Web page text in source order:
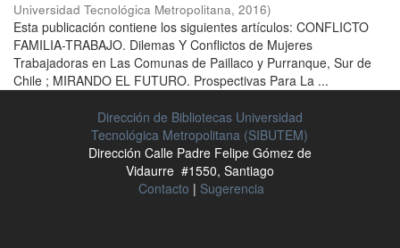
Universidad Tecnológica Metropolitana, 2016)
Esta publicación contiene los siguientes artículos: CONFLICTO
FAMILIA-TRABAJO. Dilemas Y Conflictos de Mujeres
Trabajadoras en Las Comunas de Paillaco y Purranque, Sur de
Chile ; MIRANDO EL FUTURO. Prospectivas Para La ...
Dirección de Bibliotecas Universidad
Tecnológica Metropolitana (SIBUTEM)
Dirección Calle Padre Felipe Gómez de
Vidaurre #1550, Santiago
Contacto | Sugerencia